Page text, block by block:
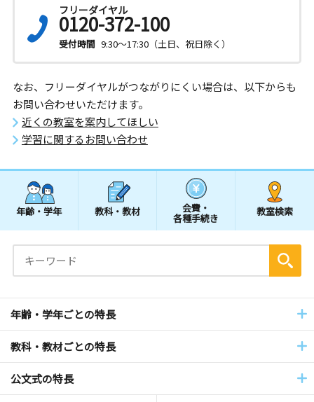
フリーダイヤル
0120-372-100
受付時間 9:30～17:30（土日、祝日除く）
なお、フリーダイヤルがつながりにくい場合は、以下からも
お問い合わせいただけます。
近くの教室を案内してほしい
学習に関するお問い合わせ
年齢・学年 教科・教材 会費・
各種手続き
教室検索
年齢・学年ごとの特長
教科・教材ごとの特長
公文式の特長